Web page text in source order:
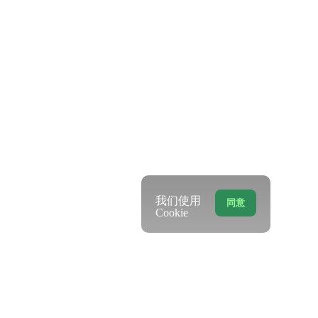
同意
我们使用
Cookie